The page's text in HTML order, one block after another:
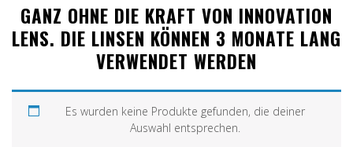
GANZ OHNE DIE KRAFT VON INNOVATION
LENS. DIE LINSEN KÖNNEN 3 MONATE LANG
VERWENDET WERDEN
Es wurden keine Produkte gefunden, die deiner
Auswahl entsprechen.